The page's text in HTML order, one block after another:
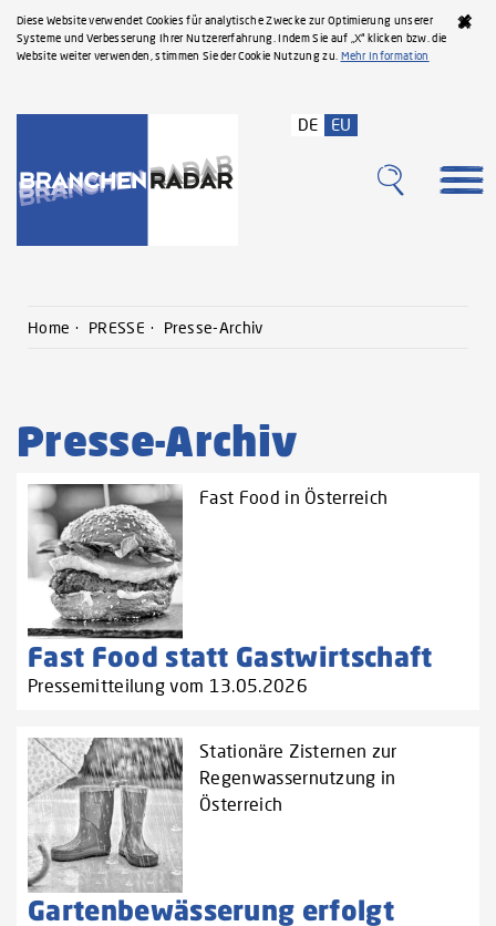
Diese Website verwendet Cookies für analytische Zwecke zur Optimierung unserer
Systeme und Verbesserung Ihrer Nutzererfahrung. Indem Sie auf „X“ klicken bzw. die
Website weiter verwenden, stimmen Sie der Cookie Nutzung zu. Mehr Information
DE EU
Home PRESSE Presse-Archiv
Presse-Archiv
Fast Food in Österreich
Fast Food statt Gastwirtschaft
Pressemitteilung vom 13.05.2026
Stationäre Zisternen zur
Regenwassernutzung in
Österreich
Gartenbewässerung erfolgt